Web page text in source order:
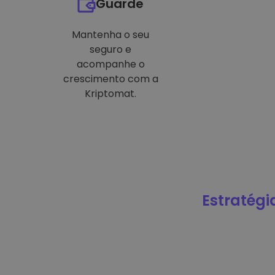
Guarde
Mantenha o seu
seguro e
acompanhe o
crescimento com a
Kriptomat.